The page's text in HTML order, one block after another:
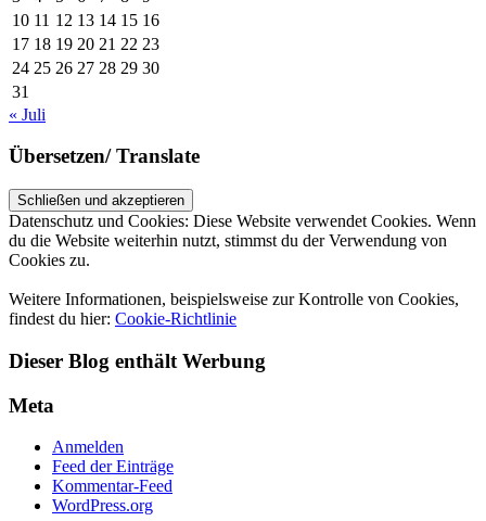
10 11 12 13 14 15 16
17 18 19 20 21 22 23
24 25 26 27 28 29 30
31
« Juli
Übersetzen/ Translate
Datenschutz und Cookies: Diese Website verwendet Cookies. Wenn
du die Website weiterhin nutzt, stimmst du der Verwendung von
Cookies zu.
Weitere Informationen, beispielsweise zur Kontrolle von Cookies,
findest du hier: Cookie-Richtlinie
Dieser Blog enthält Werbung
Meta
Anmelden
Feed der Einträge
Kommentar-Feed
WordPress.org